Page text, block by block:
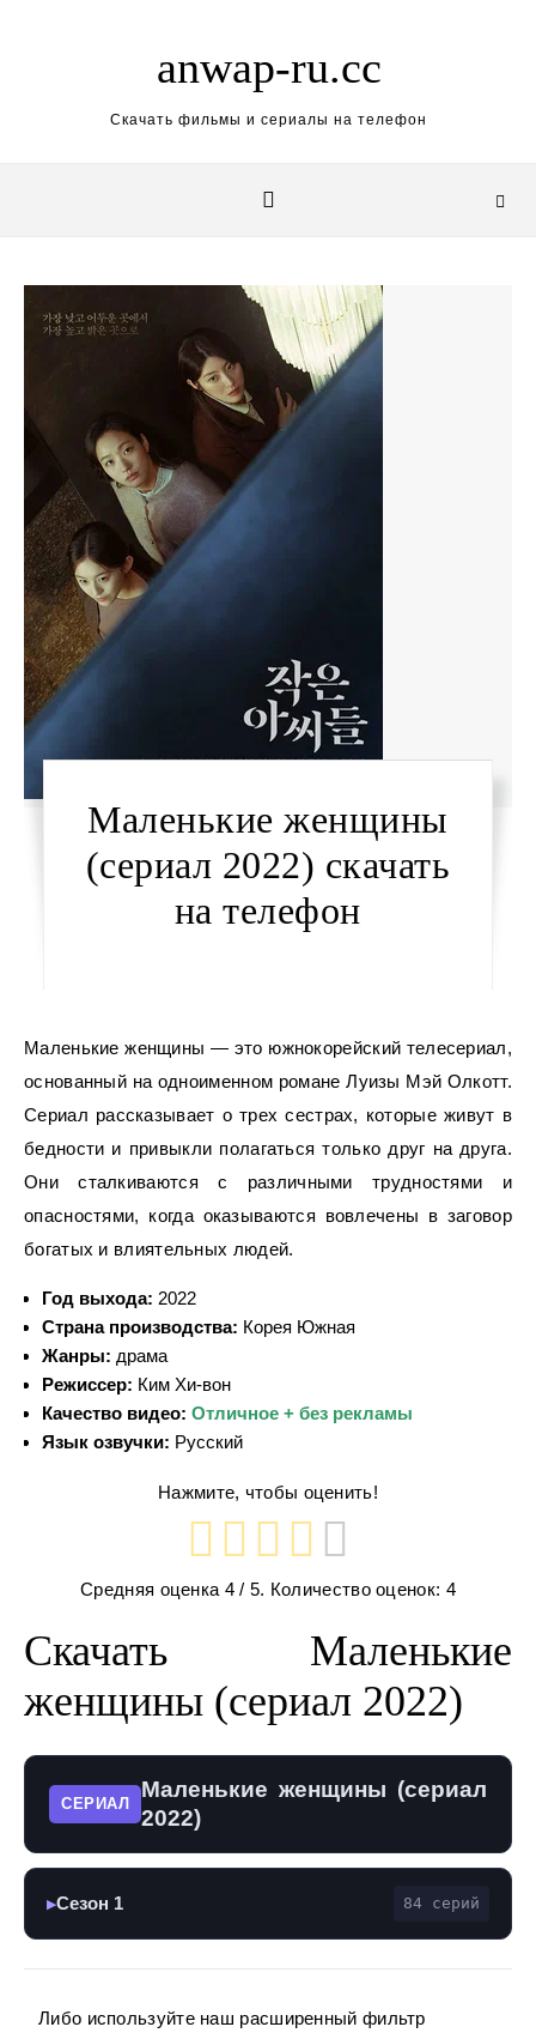
anwap-ru.cc
Скачать фильмы и сериалы на телефон
Маленькие женщины
(сериал 2022) скачать
на телефон
Маленькие женщины — это южнокорейский телесериал,
основанный на одноименном романе Луизы Мэй Олкотт.
Сериал рассказывает о трех сестрах, которые живут в
бедности и привыкли полагаться только друг на друга.
Они сталкиваются с различными трудностями и
опасностями, когда оказываются вовлечены в заговор
богатых и влиятельных людей.
Год выхода: 2022
Страна производства: Корея Южная
Жанры: драма
Режиссер: Ким Хи-вон
Качество видео: Отличное + без рекламы
Язык озвучки: Русский
Нажмите, чтобы оценить!
Средняя оценка 4 / 5. Количество оценок: 4
Скачать Маленькие
женщины (сериал 2022)
СЕРИАЛ
Маленькие женщины (сериал
2022)
▶Сезон 1 84 серий
Либо используйте наш расширенный фильтр